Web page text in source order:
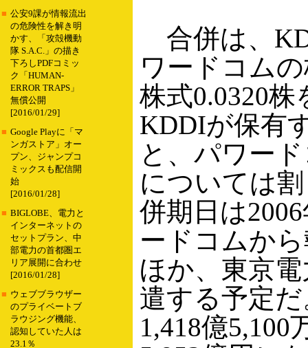
■ 公安9課が情報流出
の危険性を解き明
かす、「攻殻機動
隊 S.A.C.」の描き
下ろしPDFコミッ
ク「HUMAN-
ERROR TRAPS」
無償公開
[2016/01/29]
■ Google Playに「マ
ンガストア」オー
プン、ジャンプコ
ミックスも配信開
始
[2016/01/28]
■ BIGLOBE、電力と
インターネットの
セットプラン、中
部電力の首都圏エ
リア展開に合わせ
[2016/01/28]
■ ウェブブラウザー
のプライベートブ
ラウジング機能、
認知していた人は
23.1％
合併は、
ワードコム
株式0.0320
KDDIが保有
と、パワー
については
併期日は
ードコムか
ほか、東京
遣する予定
1,418億5,100